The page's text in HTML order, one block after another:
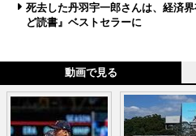
死去した丹羽宇一郎さんは、経済
ど読書』ベストセラーに
動画で見る